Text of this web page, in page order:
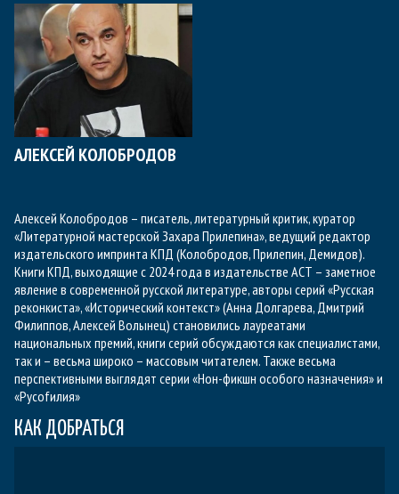
АЛЕКСЕЙ КОЛОБРОДОВ
Алексей Колобродов – писатель, литературный критик, куратор
«Литературной мастерской Захара Прилепина», ведущий редактор
издательского импринта КПД (Колобродов, Прилепин, Демидов).
Книги КПД, выходящие с 2024 года в издательстве АСТ – заметное
явление в современной русской литературе, авторы серий «Русская
реконкиста», «Исторический контекст» (Анна Долгарева, Дмитрий
Филиппов, Алексей Волынец) становились лауреатами
национальных премий, книги серий обсуждаются как специалистами,
так и – весьма широко – массовым читателем. Также весьма
перспективными выглядят серии «Нон-фикшн особого назначения» и
«Русоfилия»
КАК ДОБРАТЬСЯ